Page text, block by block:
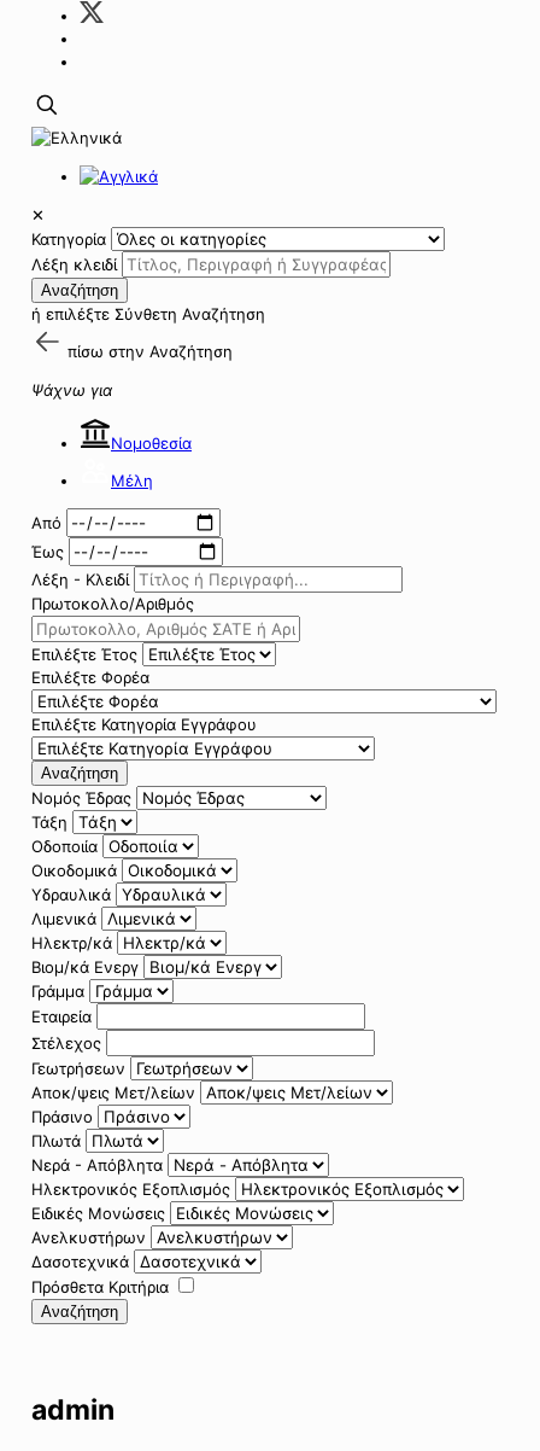
✕
Κατηγορία
Λέξη κλειδί
Αναζήτηση
ή επιλέξτε Σύνθετη Αναζήτηση
πίσω στην Αναζήτηση
Ψάχνω για
Νομοθεσία
Μέλη
Από
Έως
Λέξη - Κλειδί
Πρωτοκολλο/Αριθμός
Επιλέξτε Έτος
Επιλέξτε Φορέα
Επιλέξτε Κατηγορία Εγγράφου
Αναζήτηση
Νομός Έδρας
Τάξη
Οδοποιία
Οικοδομικά
Υδραυλικά
Λιμενικά
Ηλεκτρ/κά
Βιομ/κά Ενεργ
Γράμμα
Εταιρεία
Στέλεχος
Γεωτρήσεων
Αποκ/ψεις Μετ/λείων
Πράσινο
Πλωτά
Νερά - Απόβλητα
Ηλεκτρονικός Εξοπλισμός
Ειδικές Μονώσεις
Ανελκυστήρων
Δασοτεχνικά
Πρόσθετα Κριτήρια
Αναζήτηση
admin